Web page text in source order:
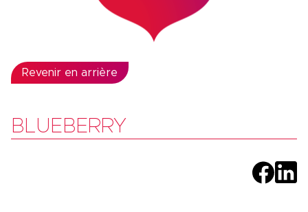
Revenir en arrière
BLUEBERRY